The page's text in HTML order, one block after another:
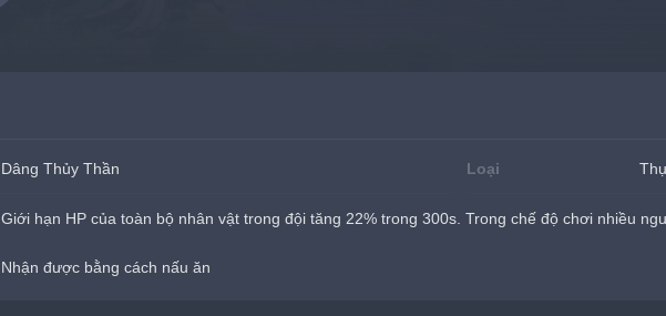
Dâng Thủy Thần Loại
Giới hạn HP của toàn bộ nhân vật trong đội tăng 22% trong 300s. Trong chế độ chơi nhiều
Nhận được bằng cách nấu ăn